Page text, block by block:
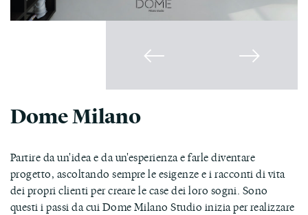
Dome Milano
Partire da un'idea e da un'esperienza e farle diventare
progetto, ascoltando sempre le esigenze e i racconti di vita
dei propri clienti per creare le case dei loro sogni. Sono
questi i passi da cui Dome Milano Studio inizia per realizzare